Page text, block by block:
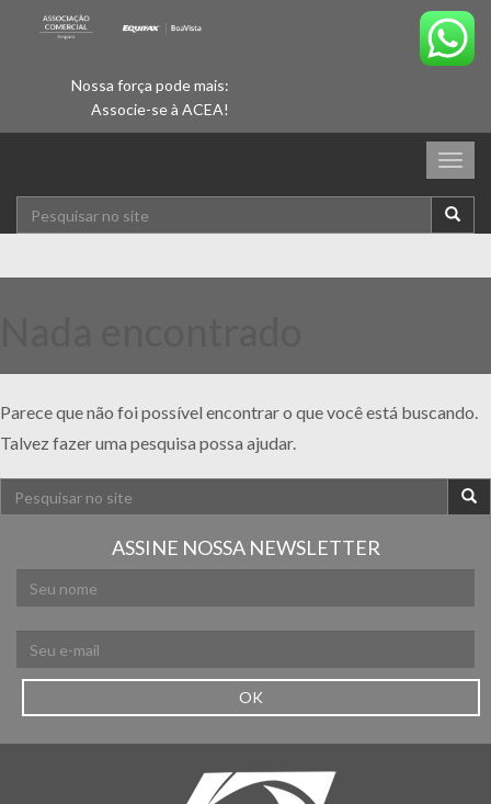
Nossa força pode mais:
Associe-se à ACEA!
Parece que não foi possível encontrar o que você está buscando.
Talvez fazer uma pesquisa possa ajudar.
ASSINE NOSSA NEWSLETTER
OK